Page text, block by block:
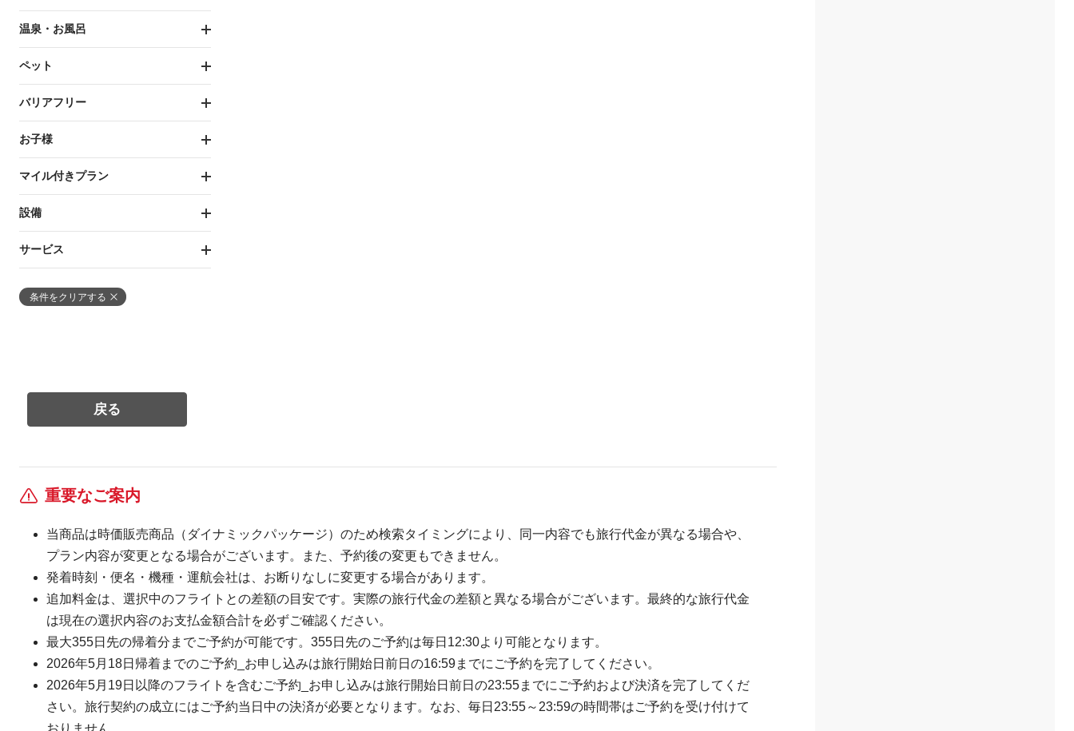
温泉・お風呂
ペット
バリアフリー
お子様
マイル付きプラン
設備
サービス
条件をクリアする
重要なご案内
当商品は時価販売商品（ダイナミックパッケージ）のため検索タイミングにより、同一内容でも旅行代金が異なる場合や、
プラン内容が変更となる場合がございます。また、予約後の変更もできません。
発着時刻・便名・機種・運航会社は、お断りなしに変更する場合があります。
追加料金は、選択中のフライトとの差額の目安です。実際の旅行代金の差額と異なる場合がございます。最終的な旅行代金
は現在の選択内容のお支払金額合計を必ずご確認ください。
最大355日先の帰着分までご予約が可能です。355日先のご予約は毎日12:30より可能となります。
2026年5月18日帰着までのご予約_お申し込みは旅行開始日前日の16:59までにご予約を完了してください。
2026年5月19日以降のフライトを含むご予約_お申し込みは旅行開始日前日の23:55までにご予約および決済を完了してくだ
さい。旅行契約の成立にはご予約当日中の決済が必要となります。なお、毎日23:55～23:59の時間帯はご予約を受け付けて